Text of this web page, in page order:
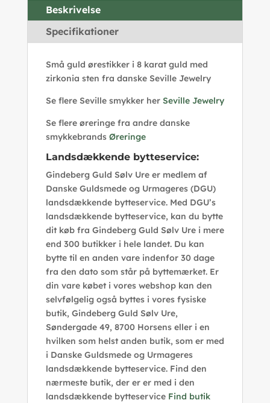
Beskrivelse
Specifikationer
Små guld ørestikker i 8 karat guld med
zirkonia sten fra danske Seville Jewelry
Se flere Seville smykker her Seville Jewelry
Se flere øreringe fra andre danske
smykkebrands Øreringe
Landsdækkende bytteservice:
Gindeberg Guld Sølv Ure er medlem af
Danske Guldsmede og Urmageres (DGU)
landsdækkende bytteservice. Med DGU’s
landsdækkende bytteservice, kan du bytte
dit køb fra Gindeberg Guld Sølv Ure i mere
end 300 butikker i hele landet. Du kan
bytte til en anden vare indenfor 30 dage
fra den dato som står på byttemærket. Er
din vare købet i vores webshop kan den
selvfølgelig også byttes i vores fysiske
butik, Gindeberg Guld Sølv Ure,
Søndergade 49, 8700 Horsens eller i en
hvilken som helst anden butik, som er med
i Danske Guldsmede og Urmageres
landsdækkende bytteservice. Find den
nærmeste butik, der er er med i den
landsdækkende bytteservice Find butik